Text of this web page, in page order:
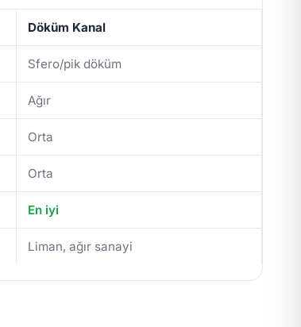
Döküm Kanal
Sfero/pik döküm
Ağır
Orta
Orta
En iyi
Liman, ağır sanayi